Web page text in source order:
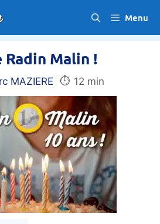
Menu
Radin Malin !
MAZIERE ⏱️ 12 min